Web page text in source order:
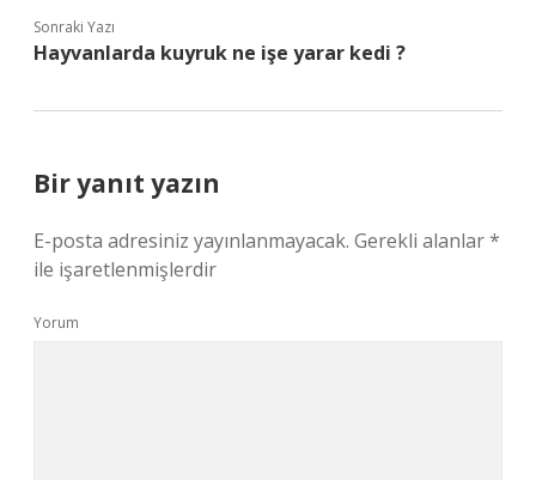
Sonraki Yazı
Hayvanlarda kuyruk ne işe yarar kedi ?
Bir yanıt yazın
E-posta adresiniz yayınlanmayacak. Gerekli alanlar*
ile işaretlenmişlerdir
Yorum